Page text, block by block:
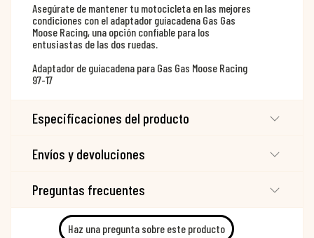
Asegúrate de mantener tu motocicleta en las mejores
condiciones con el adaptador guíacadena Gas Gas
Moose Racing, una opción confiable para los
entusiastas de las dos ruedas.
Adaptador de guíacadena para Gas Gas Moose Racing
97-17
Especificaciones del producto
Envíos y devoluciones
Preguntas frecuentes
Haz una pregunta sobre este producto